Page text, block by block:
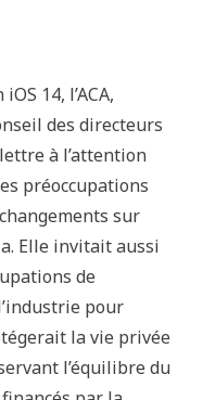
14, l’ACA,
des directeurs
à l’attention
préoccupations
sur
Elle invitait aussi
de
pour
la vie privée
l’équilibre du